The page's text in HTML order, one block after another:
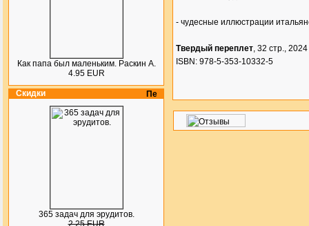
Как папа был маленьким. Раскин А.
4.95 EUR
Скидки
365 задач для эрудитов.
2.25 EUR
- чудесные иллюстрации
Твердый переплет, 32 стр., 2024
ISBN: 978-5-353-10332-5